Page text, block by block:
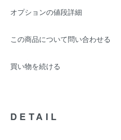
オプションの値段詳細
この商品について問い合わせる
買い物を続ける
DETAIL